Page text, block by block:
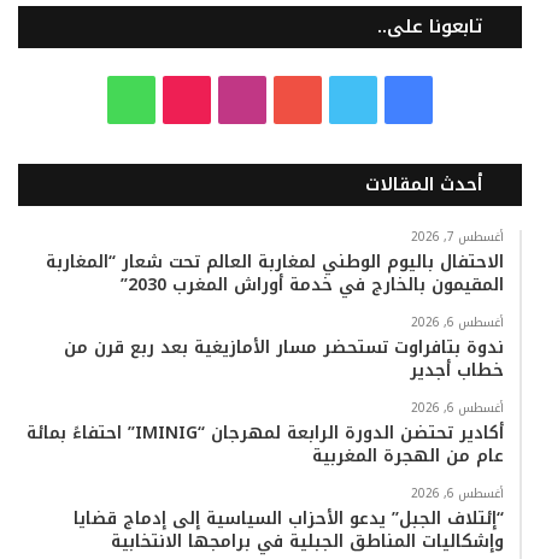
تابعونا على..
س
و
ك
ي
ت
ر
ت
ي
و
ب
س
ت
ق
ر
م
k
o
k
ت
س
ب
أحدث المقالات
أغسطس 7, 2026
الاحتفال باليوم الوطني لمغاربة العالم تحت شعار “المغاربة
المقيمون بالخارج في خدمة أوراش المغرب 2030”
أغسطس 6, 2026
ندوة بتافراوت تستحضر مسار الأمازيغية بعد ربع قرن من
خطاب أجدير
أغسطس 6, 2026
أكادير تحتضن الدورة الرابعة لمهرجان “IMINIG” احتفاءً بمائة
عام من الهجرة المغربية
أغسطس 6, 2026
“إئتلاف الجبل” يدعو الأحزاب السياسية إلى إدماج قضايا
وإشكاليات المناطق الجبلية في برامجها الانتخابية